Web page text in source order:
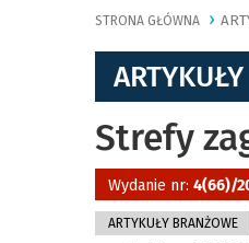
STRONA GŁÓWNA
Strefy
Wydanie nr: 4(66)/
ARTYKUŁY BRANŻOWE